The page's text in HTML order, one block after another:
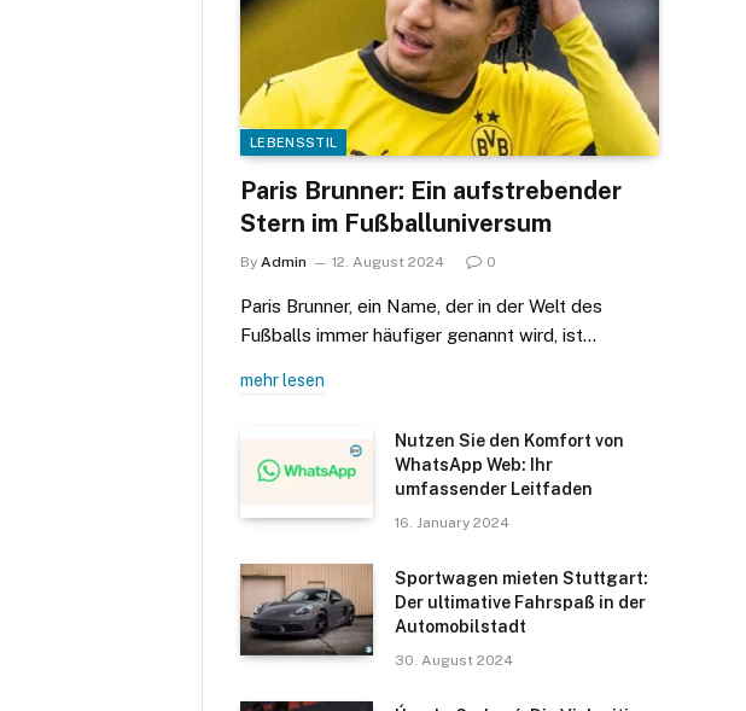
LEBENSSTIL
Paris Brunner: Ein aufstrebender
Stern im Fußballuniversum
By Admin 12. August 2024 0
Paris Brunner, ein Name, der in der Welt des
Fußballs immer häufiger genannt wird, ist…
mehr lesen
Nutzen Sie den Komfort von
WhatsApp Web: Ihr
umfassender Leitfaden
16. January 2024
Sportwagen mieten Stuttgart:
Der ultimative Fahrspaß in der
Automobilstadt
30. August 2024